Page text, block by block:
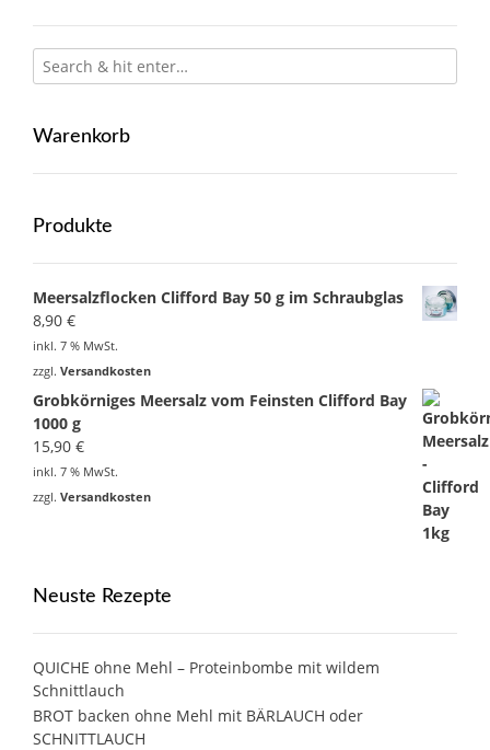
Warenkorb
Produkte
Meersalzflocken Clifford Bay 50 g im Schraubglas
8,90 €
inkl. 7 % MwSt.
zzgl. Versandkosten
Grobkörniges Meersalz vom Feinsten Clifford Bay
1000 g
15,90 €
inkl. 7 % MwSt.
zzgl. Versandkosten
Neuste Rezepte
QUICHE ohne Mehl – Proteinbombe mit wildem
Schnittlauch
BROT backen ohne Mehl mit BÄRLAUCH oder
SCHNITTLAUCH